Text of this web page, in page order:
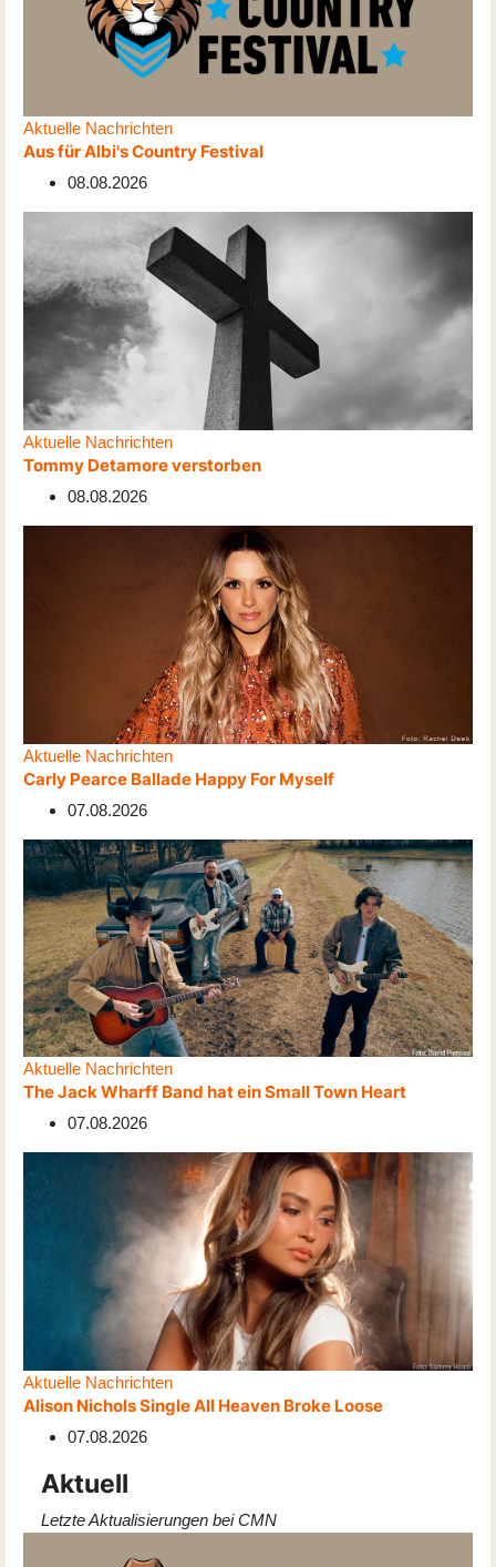
Aktuelle Nachrichten
Aus für Albi's Country Festival
08.08.2026
Aktuelle Nachrichten
Tommy Detamore verstorben
08.08.2026
Aktuelle Nachrichten
Carly Pearce Ballade Happy For Myself
07.08.2026
Aktuelle Nachrichten
The Jack Wharff Band hat ein Small Town Heart
07.08.2026
Aktuelle Nachrichten
Alison Nichols Single All Heaven Broke Loose
07.08.2026
Aktuell
Letzte Aktualisierungen bei CMN